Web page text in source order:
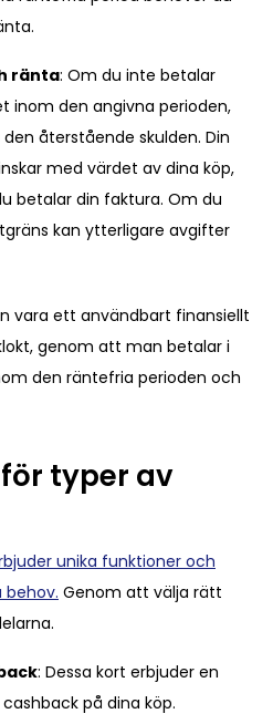
ränta: Om du inte betalar
inom den angivna perioden,
återstående skulden. Din
med värdet av dina köp,
betalar din faktura. Om du
kan ytterligare avgifter
vara ett användbart finansiellt
genom att man betalar i
den räntefria perioden och
typer av
unika funktioner och
behov. Genom att välja rätt
: Dessa kort erbjuder en
på dina köp.